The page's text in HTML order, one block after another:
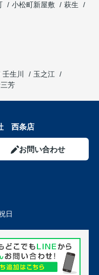
小松町新屋敷
萩生
壬生川
玉之江
芳
西条店
お問い合わせ
日